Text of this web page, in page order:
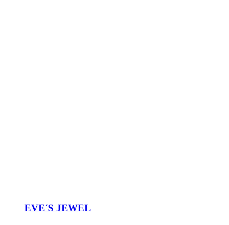
EVE´S JEWEL